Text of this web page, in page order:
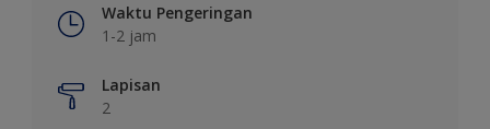
Waktu Pengeringan
1-2 jam
Lapisan
2